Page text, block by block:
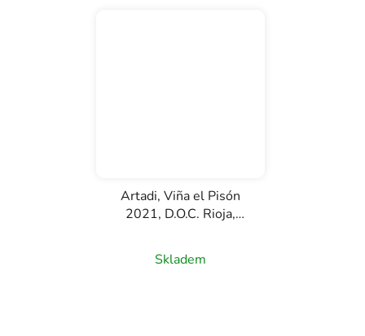
Artadi, Viña el Pisón
2021, D.O.C. Rioja,
Skladem